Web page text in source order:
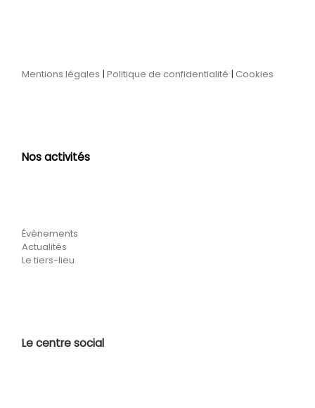
Mentions légales |Politique de confidentialité |Cookies
Nos activités
Évènements
Actualités
Le tiers-lieu
Le centre social